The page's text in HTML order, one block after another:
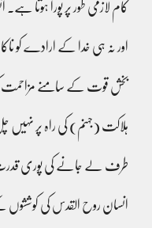
کام لازمی طور پر پورا ہوتا
اور نہ ہی خدا کے ارادے کو
بخش قوت کے سامنے مزاحمت
ہلاکت (جہنم) کی راہ پر نہیں
طرف لے جانے کی پوری قدرت
انسان روح القدس کی کوششوں کے